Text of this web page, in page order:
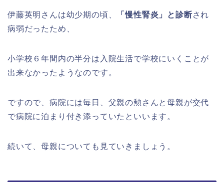
伊藤英明さんは幼少期の頃、 「慢性腎炎」と診断され
病弱だったため、
小学校６年間内の半分は入院生活で学校にいくことが
出来なかったようなのです。
ですので、病院には毎日、父親の勲さんと母親が交代
で病院に泊まり付き添っていたといいます。
続いて、母親についても見ていきましょう。